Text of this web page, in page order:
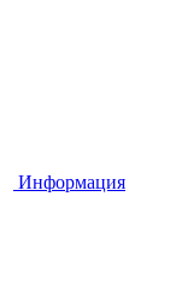
Информация